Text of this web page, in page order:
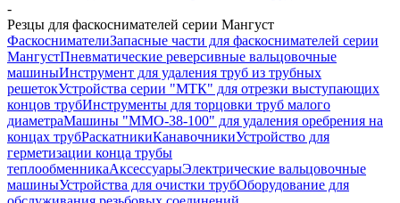
-
Резцы для фаскоснимателей серии Мангуст
ФаскоснимателиЗапасные части для фаскоснимателей серии
МангустПневматические реверсивные вальцовочные
машиныИнструмент для удаления труб из трубных
решетокУстройства серии "МТК" для отрезки выступающих
концов трубИнструменты для торцовки труб малого
диаметраМашины "ММО-38-100" для удаления оребрения на
концах трубРаскатникиКанавочникиУстройство для
герметизации конца трубы
теплообменникаАксессуарыЭлектрические вальцовочные
машиныУстройства для очистки трубОборудование для